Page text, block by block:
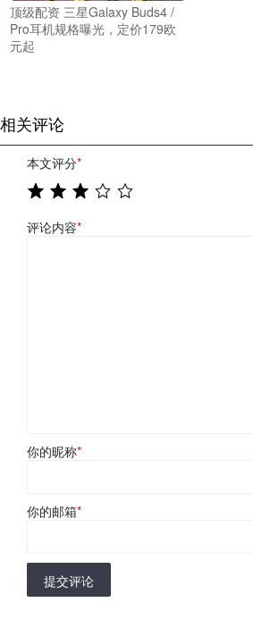
顶级配资 三星Galaxy Buds4 /
Pro耳机规格曝光，定价179欧
元起
相关评论
本文评分*
评论内容*
你的昵称*
你的邮箱*
提交评论